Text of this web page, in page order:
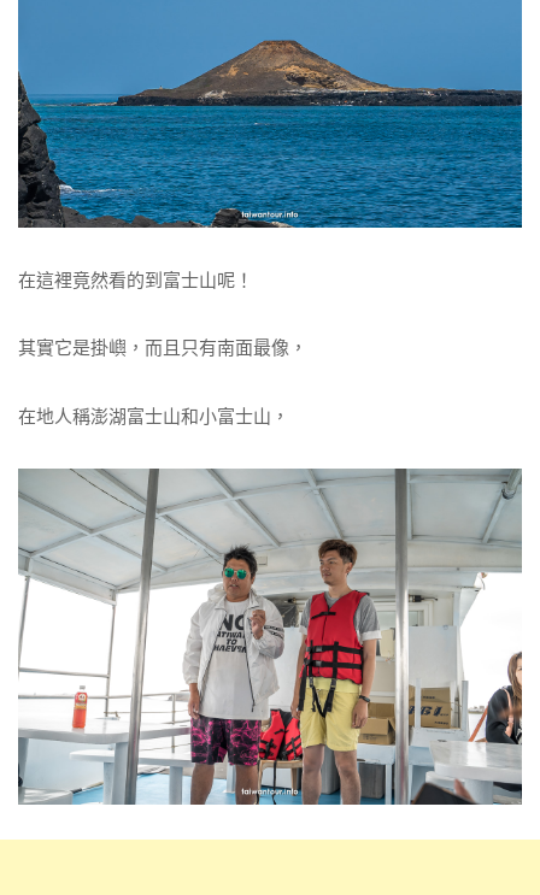
在這裡竟然看的到富士山呢！
其實它是掛嶼，而且只有南面最像，
在地人稱澎湖富士山和小富士山，